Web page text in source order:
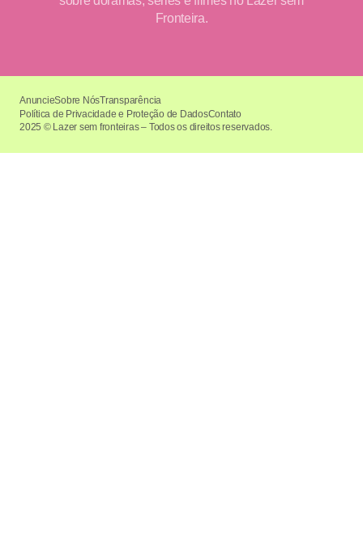
Fronteira.
2025 © Lazer sem fronteiras – Todos os direitos reservados.
AnuncieSobre NósTransparência
Política de Privacidade e Proteção de DadosContato